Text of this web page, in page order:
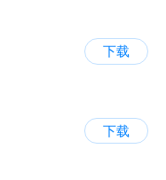
下载
下载